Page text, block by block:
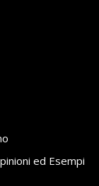
ed Esempi